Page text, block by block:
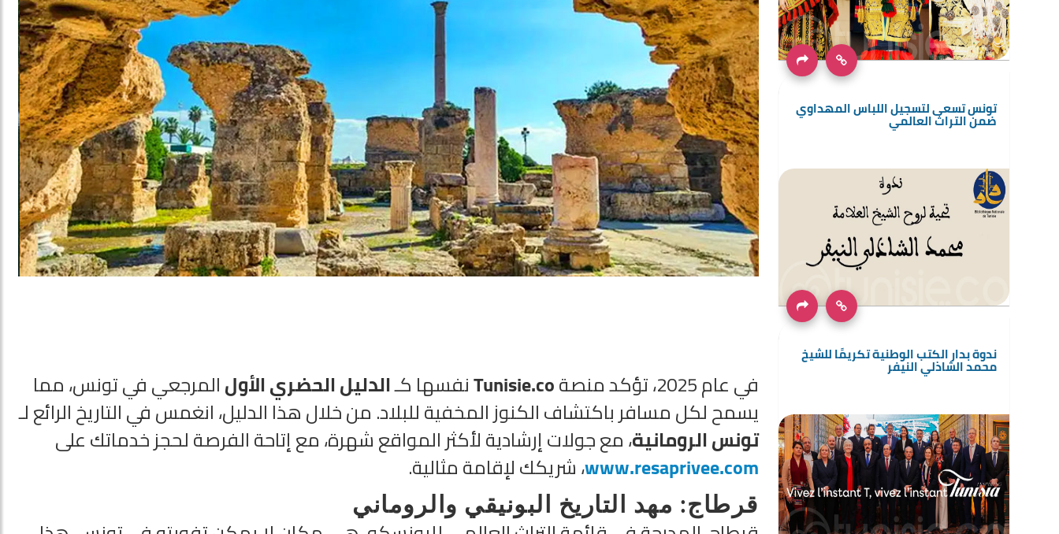
في عام 2025، تؤكد منصة Tunisie.coنفسها كـالدليل الحضري الأولالمرجعي في تونس، مما
يسمح لكل مسافر باكتشاف الكنوز المخفية للبلاد. من خلال هذا الدليل، انغمس في التاريخ الرائع لـ
تونس الرومانية، مع جولات إرشادية لأكثر المواقع شهرة، مع إتاحة الفرصة لحجز خدماتك على
www.resaprivee.com، شريكك لإقامة مثالية.
قرطاج: مهد التاريخ البونيقي والروماني
تونس تسعى لتسجيل اللباس المهداوي
ضمن التراث العالمي
ندوة بدار الكتب الوطنية تكريمًا للشيخ
محمد الشاذلي النيفر